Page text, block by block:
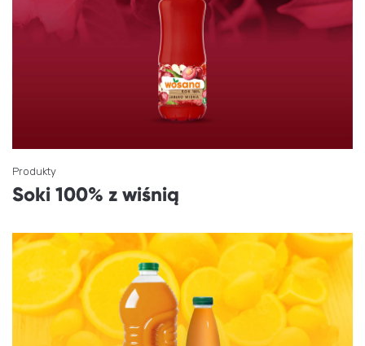
Produkty
Soki 100% z wiśnią